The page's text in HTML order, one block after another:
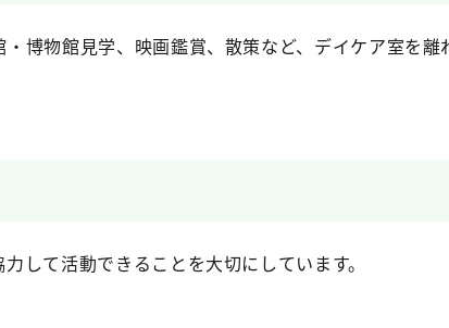
博物館見学、映画鑑賞、散策など、デイケア室を離
して活動できることを大切にしています。